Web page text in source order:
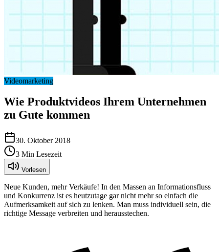
Videomarketing
Wie Produktvideos Ihrem Unternehmen
zu Gute kommen
30. Oktober 2018
3 Min Lesezeit
Vorlesen
Neue Kunden, mehr Verkäufe! In den Massen an Informationsfluss
und Konkurrenz ist es heutzutage gar nicht mehr so einfach die
Aufmerksamkeit auf sich zu lenken. Man muss individuell sein, die
richtige Message verbreiten und herausstechen.